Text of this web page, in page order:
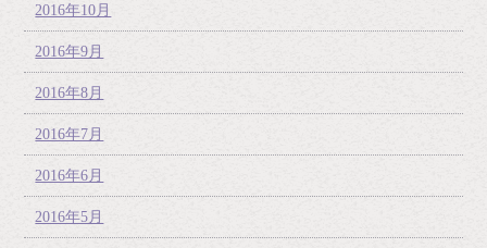
2016年10月
2016年9月
2016年8月
2016年7月
2016年6月
2016年5月